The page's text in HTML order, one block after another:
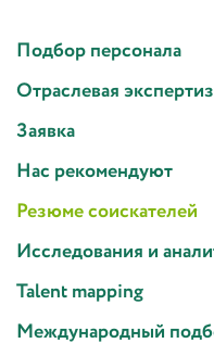
Подбор персонала
Отраслевая
Заявка
Нас рекомендуют
Резюме соискателей
Исследования и
Talent mapping
Международный